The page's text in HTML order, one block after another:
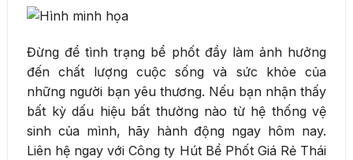
Đừng để tình trạng bể phốt đầy làm ảnh hưởng
đến chất lượng cuộc sống và sức khỏe của
những người bạn yêu thương. Nếu bạn nhận thấy
bất kỳ dấu hiệu bất thường nào từ hệ thống vệ
sinh của mình, hãy hành động ngay hôm nay.
Liên hệ ngay với Công ty Hút Bể Phốt Giá Rẻ Thái